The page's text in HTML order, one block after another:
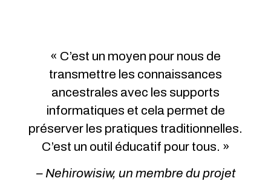
« C’est un moyen pour nous de
transmettre les connaissances
ancestrales avec les supports
informatiques et cela permet de
préserver les pratiques traditionnelles.
C’est un outil éducatif pour tous. »
– Nehirowisiw, un membre du projet